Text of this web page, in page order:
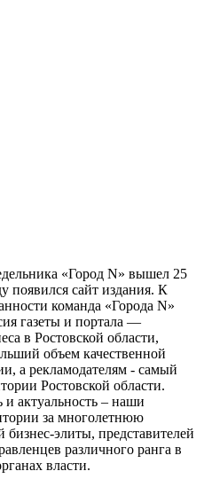
«Город N» вышел 25
появился сайт издания. К
команда «Города N»
газеты и портала —
в Ростовской области,
объем качественной
а рекламодателям - самый
Ростовской области.
и актуальность – наши
за многолетнюю
элиты, представителей
различного ранга в
власти.